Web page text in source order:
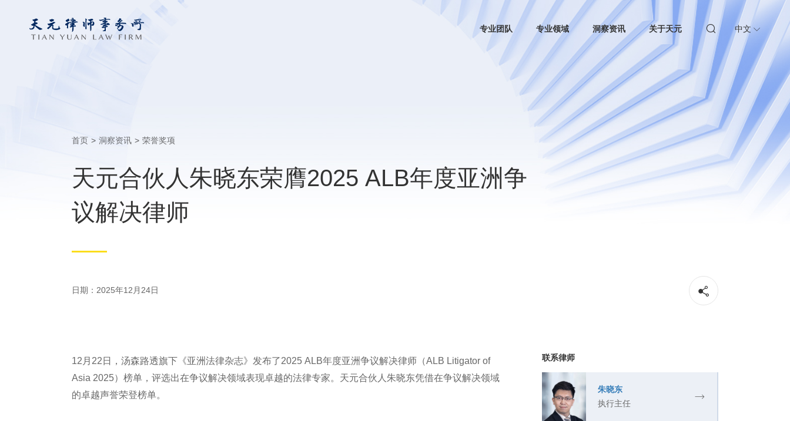
专业团队 专业领域 洞察资讯 关于天元 中文
首页 > 洞察资讯 > 荣誉奖项
天元合伙人朱晓东荣膺2025 ALB年度亚洲争
议解决律师
日期：2025年12月24日
12月22日，汤森路透旗下《亚洲法律杂志》发布了2025 ALB年度亚洲争议解决律师（ALB Litigator of
Asia 2025）榜单，评选出在争议解决领域表现卓越的法律专家。天元合伙人朱晓东凭借在争议解决领域
的卓越声誉荣登榜单。
联系律师
朱晓东
执行主任